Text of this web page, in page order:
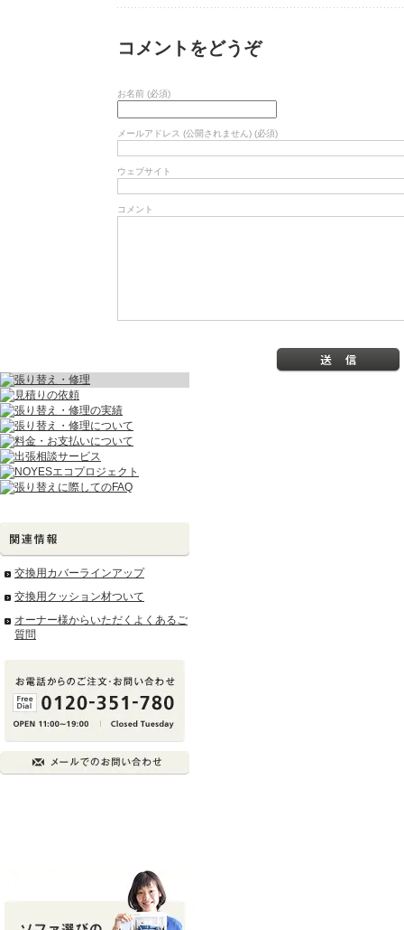
コメントをどうぞ
お名前 (必須)
メールアドレス (公開されません) (必須)
ウェブサイト
コメント
交換用カバーラインアップ
交換用クッション材ついて
オーナー様からいただくよくあるご
質問